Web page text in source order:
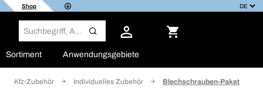
Shop
Sortiment Anwendungsgebiete
Kfz-Zubehör Individuelles Zubehör Blechschrauben-Paket